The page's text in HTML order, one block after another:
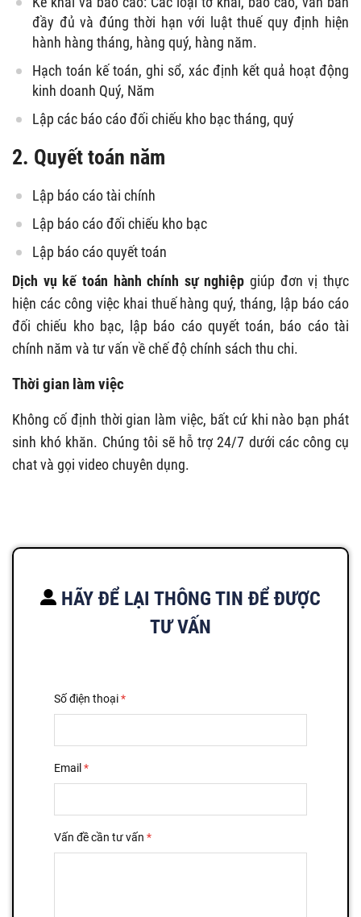
đầy đủ và đúng thời hạn với luật thuế quy định hiện
hành hàng tháng, hàng quý, hàng năm.
Hạch toán kế toán, ghi sổ, xác định kết quả hoạt động
kinh doanh Quý, Năm
Lập các báo cáo đối chiếu kho bạc tháng, quý
2. Quyết toán năm
Lập báo cáo tài chính
Lập báo cáo đối chiếu kho bạc
Lập báo cáo quyết toán
Dịch vụ kế toán hành chính sự nghiệp giúp đơn vị thực
hiện các công việc khai thuế hàng quý, tháng, lập báo cáo
đối chiếu kho bạc, lập báo cáo quyết toán, báo cáo tài
chính năm và tư vấn về chế độ chính sách thu chi.
Thời gian làm việc
Không cố định thời gian làm việc, bất cứ khi nào bạn phát
sinh khó khăn. Chúng tôi sẽ hỗ trợ 24/7 dưới các công cụ
chat và gọi video chuyên dụng.
HÃY ĐỂ LẠI THÔNG TIN ĐỂ ĐƯỢC
TƯ VẤN